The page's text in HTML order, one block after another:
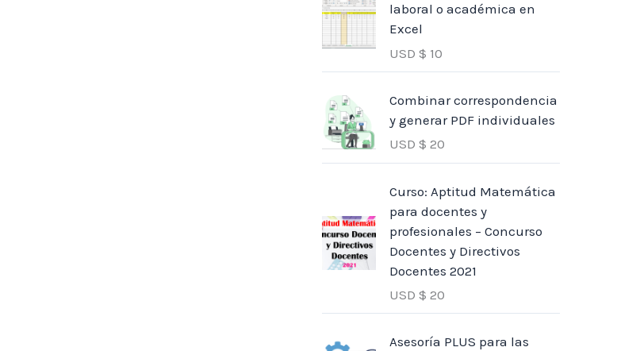
laboral o académica en
Excel
USD $ 10
Combinar correspondencia
y generar PDF individuales
USD $ 20
Curso: Aptitud Matemática
para docentes y
profesionales – Concurso
Docentes y Directivos
Docentes 2021
USD $ 20
Asesoría PLUS para las